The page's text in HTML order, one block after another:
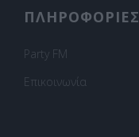
ΠΛΗΡΟΦΟΡΙΕΣ
Party FM
Επικοινωνία